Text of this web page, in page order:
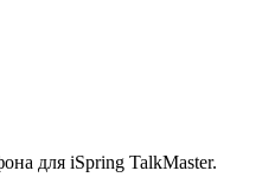
для iSpring TalkMaster.